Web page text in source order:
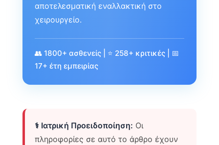
αποτελεσματική εναλλακτική στο
χειρουργείο.
👥 1800+ ασθενείς | ⭐ 258+ κριτικές | 📅
17+ έτη εμπειρίας
⚕️ Ιατρική Προειδοποίηση: Οι
πληροφορίες σε αυτό το άρθρο έχουν